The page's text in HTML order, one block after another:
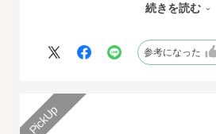
その旨をお伝えさせていただきたいと思
人生最高の幸せな日に華を添えていただ
続きを読む
参考になった